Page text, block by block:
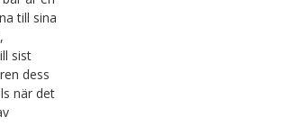
till sina
sist
dess
när det